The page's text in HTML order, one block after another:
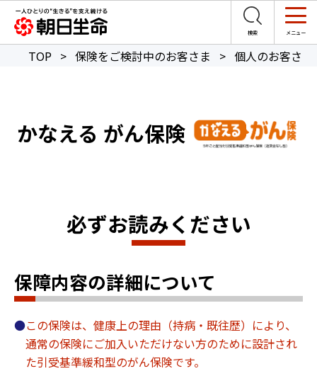
TOP > 保険をご検討中のお客さま > 個人のお客さま
かなえる がん保険
必ずお読みください
保障内容の詳細について
この保険は、健康上の理由（持病・既往歴）により、
通常の保険にご加入いただけない方のために設計され
た引受基準緩和型のがん保険です。